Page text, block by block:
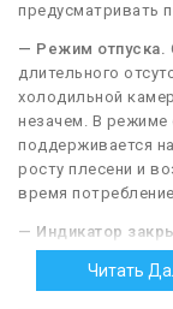
предусматривать
— Режим отпуска.
длительного
холодильной
незачем. В режиме
поддерживается
росту плесени и
время
— Индикатор
предупреждающая
время открыта
Читать